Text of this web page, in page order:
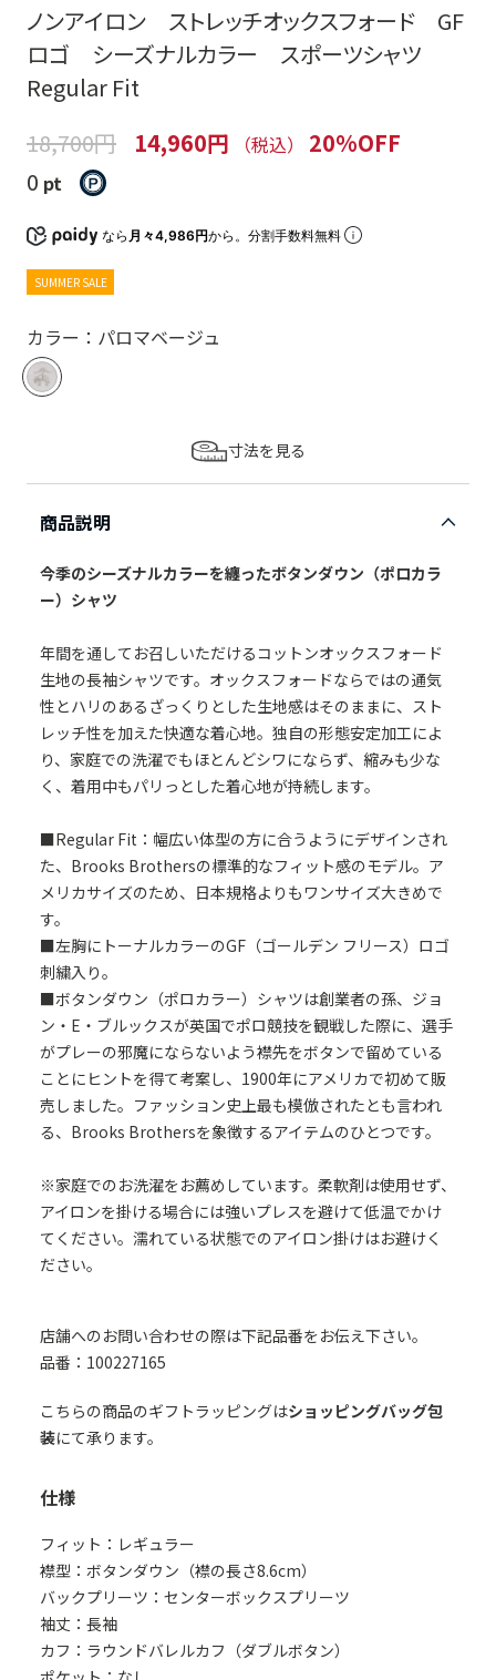
ノンアイロン ストレッチオックスフォード GF
ロゴ シーズナルカラー スポーツシャツ
Regular Fit
18,700円
14,960円 （税込）
20%OFF
0 pt
なら 月々4,986円から。分割手数料無料
SUMMER SALE
カラー：パロマベージュ
寸法を見る
商品説明
今季のシーズナルカラーを纏ったボタンダウン（ポロカラ
ー）シャツ
年間を通してお召しいただけるコットンオックスフォード
生地の長袖シャツです。オックスフォードならではの通気
性とハリのあるざっくりとした生地感はそのままに、スト
レッチ性を加えた快適な着心地。独自の形態安定加工によ
り、家庭での洗濯でもほとんどシワにならず、縮みも少な
く、着用中もパリっとした着心地が持続します。
■Regular Fit：幅広い体型の方に合うようにデザインされ
た、Brooks Brothersの標準的なフィット感のモデル。ア
メリカサイズのため、日本規格よりもワンサイズ大きめで
す。
■左胸にトーナルカラーのGF（ゴールデン フリース）ロゴ
刺繍入り。
■ボタンダウン（ポロカラー）シャツは創業者の孫、ジョ
ン・E・ブルックスが英国でポロ競技を観戦した際に、選手
がプレーの邪魔にならないよう襟先をボタンで留めている
ことにヒントを得て考案し、1900年にアメリカで初めて販
売しました。ファッション史上最も模倣されたとも言われ
る、Brooks Brothersを象徴するアイテムのひとつです。
※家庭でのお洗濯をお薦めしています。柔軟剤は使用せず、
アイロンを掛ける場合には強いプレスを避けて低温でかけ
てください。濡れている状態でのアイロン掛けはお避けく
ださい。
店舗へのお問い合わせの際は下記品番をお伝え下さい。
品番：100227165
こちらの商品のギフトラッピングはショッピングバッグ包
装にて承ります。
仕様
フィット：レギュラー
襟型：ボタンダウン（襟の長さ8.6cm）
バックプリーツ：センターボックスプリーツ
袖丈：長袖
カフ：ラウンドバレルカフ（ダブルボタン）